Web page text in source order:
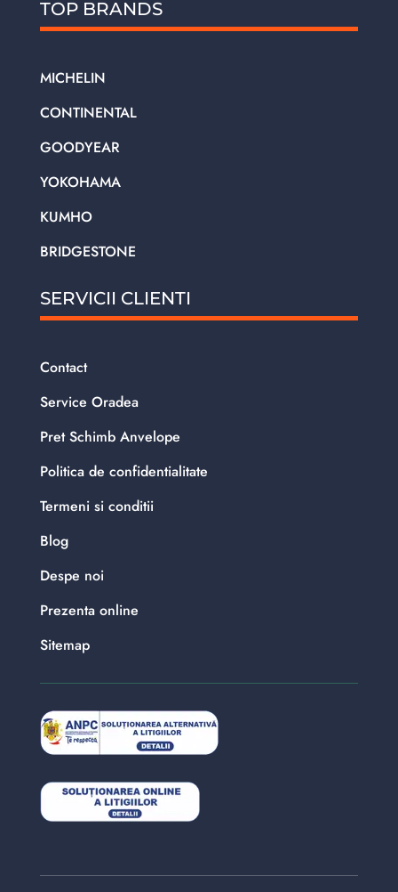
TOP BRANDS
MICHELIN
CONTINENTAL
GOODYEAR
YOKOHAMA
KUMHO
BRIDGESTONE
SERVICII CLIENTI
Contact
Service Oradea
Pret Schimb Anvelope
Politica de confidentialitate
Termeni si conditii
Blog
Despe noi
Prezenta online
Sitemap